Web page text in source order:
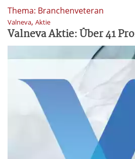
Thema: Branchenveteran
Valneva, Aktie
Valneva Aktie: Über 41